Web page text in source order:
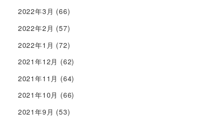
2022年3月 (66)
2022年2月 (57)
2022年1月 (72)
2021年12月 (62)
2021年11月 (64)
2021年10月 (66)
2021年9月 (53)